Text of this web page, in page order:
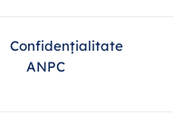
Confidențialitate
ANPC